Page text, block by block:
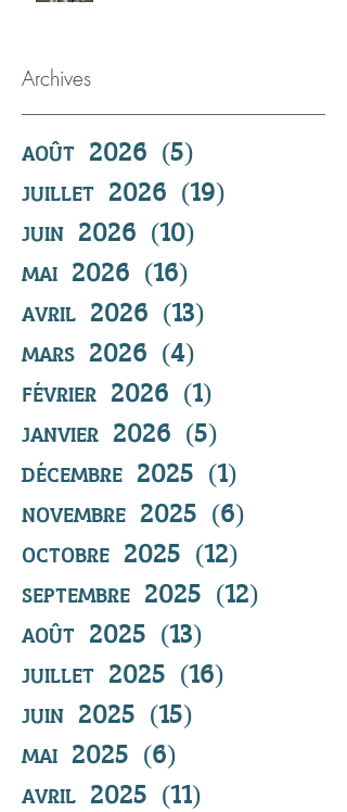
Archives
août 2026 (5)
juillet 2026 (19)
juin 2026 (10)
mai 2026 (16)
avril 2026 (13)
mars 2026 (4)
février 2026 (1)
janvier 2026 (5)
décembre 2025 (1)
novembre 2025 (6)
octobre 2025 (12)
septembre 2025 (12)
août 2025 (13)
juillet 2025 (16)
juin 2025 (15)
mai 2025 (6)
avril 2025 (11)